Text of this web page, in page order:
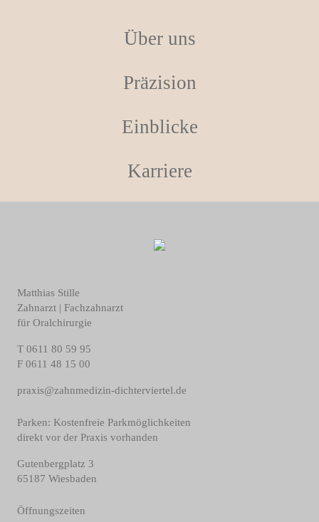
Über uns
Präzision
Einblicke
Karriere
Matthias Stille
Zahnarzt | Fachzahnarzt
für Oralchirurgie
T 0611 80 59 95
F 0611 48 15 00
praxis@zahnmedizin-dichterviertel.de
Parken: Kostenfreie Parkmöglichkeiten
direkt vor der Praxis vorhanden
Gutenbergplatz 3
65187 Wiesbaden
Öffnungszeiten